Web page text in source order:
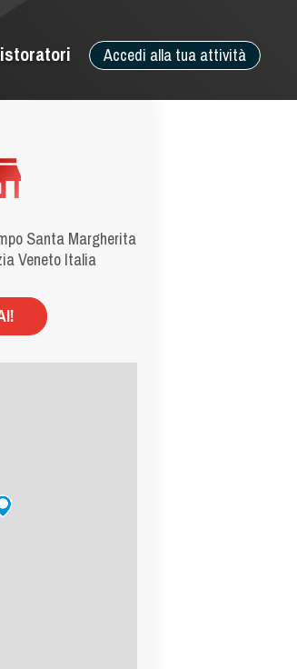
Accedi alla tua attività
Santa Margherita
Veneto Italia